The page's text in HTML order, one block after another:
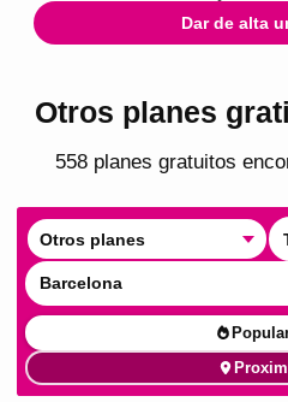
Dar de alta
Otros planes
558planes gratuitos
Otros planes
Barcelona